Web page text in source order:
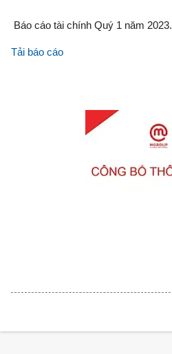
Báo cáo tài chính Quý 1 năm 2023.
Tải báo cáo